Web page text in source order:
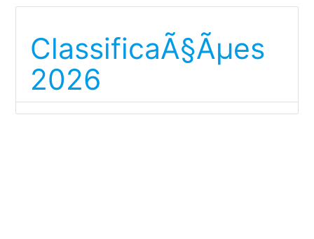
ClassificaÃ§Ãµes
2026